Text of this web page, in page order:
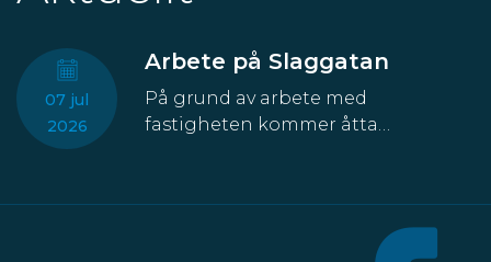
07 jul
2026
Arbete på Slaggatan
På grund av arbete med
fastigheten kommer åtta
nordöstra sidan av Slaggatan
enligt kartbilden här ovan får
fordon inte stannas eller parkeras